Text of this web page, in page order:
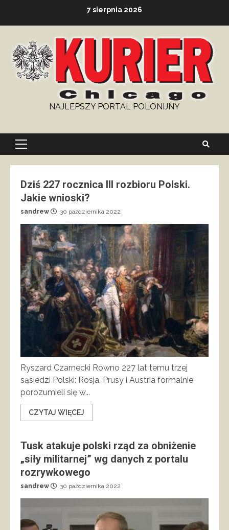
7 sierpnia 2026
NAJLEPSZY PORTAL POLONIJNY
Primary
Dziś 227 rocznica III rozbioru Polski.
Jakie wnioski?
sandrew 30 października 2022
Ryszard Czarnecki Równo 227 lat temu trzej
sąsiedzi Polski: Rosja, Prusy i Austria formalnie
porozumieli się w...
CZYTAJ WIĘCEJ
Tusk atakuje polski rząd za obniżenie
„siły militarnej” wg danych z portalu
rozrywkowego
sandrew 30 października 2022